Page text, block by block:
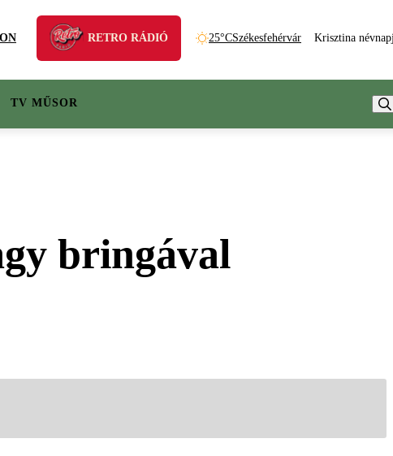
RETRO RÁDIÓ 25°CSzékesfehérvár Krisztina
TV MŰSOR
bringával